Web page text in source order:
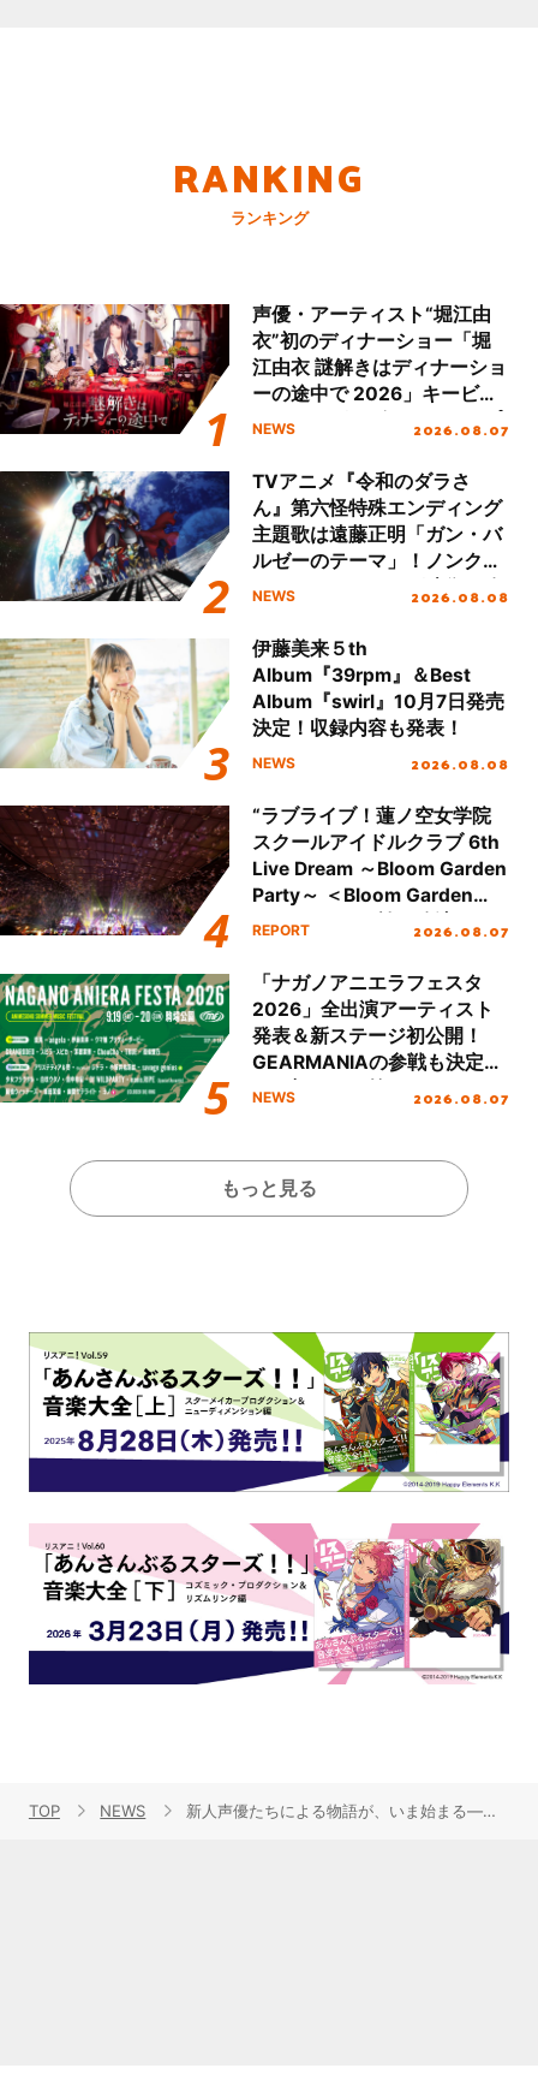
RANKING
ランキング
声優・アーティスト“堀江由
衣”初のディナーショー「堀
江由衣 謎解きはディナーショ
ーの途中で 2026」キービジ
ュアル＆グッズラインナップ
NEWS 2026.08.07
TVアニメ『令和のダラさ
ん』第六怪特殊エンディング
主題歌は遠藤正明「ガン・バ
ルゼーのテーマ」！ノンクレ
ジットエンディング映像も公
NEWS 2026.08.08
伊藤美来５th
Album『39rpm』＆Best
Album『swirl』10月7日発売
決定！収録内容も発表！
NEWS 2026.08.08
“ラブライブ！蓮ノ空女学院
スクールアイドルクラブ 6th
Live Dream ～Bloom Garden
Party～ ＜Bloom Garden
Party Stage／埼玉公演＞”
REPORT 2026.08.07
「ナガノアニエラフェスタ
2026」全出演アーティスト
発表＆新ステージ初公開！
GEARMANIAの参戦も決定
し、初となる第3ステージの
NEWS 2026.08.07
もっと見る
TOP NEWS 新人声優たちによる物語が、いま始まる――。2022年1月放送TVアニメ『CUE!』より新キービジュアル「Flower」「Bird」公開！